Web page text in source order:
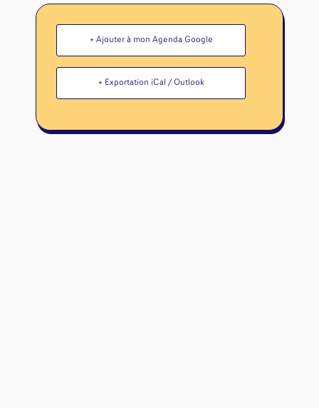
+ Ajouter à mon Agenda Google
+ Exportation iCal / Outlook